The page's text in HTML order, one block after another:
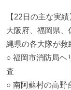
【22日の主な実績
大阪府、福岡県、
縄県の各大隊が救
○ 福岡市消防局ヘ
査
○ 南阿蘇村の高野